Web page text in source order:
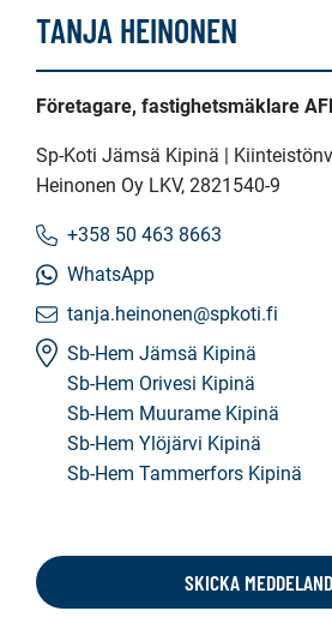
TANJA HEINONEN
Företagare, fastighetsmäklare
Sp-Koti Jämsä Kipinä |
Heinonen Oy LKV, 2821540-9
+358 50 463 8663
WhatsApp
tanja.heinonen@spkoti.fi
Sb-Hem Jämsä Kipinä
Sb-Hem Orivesi Kipinä
Sb-Hem Muurame Kipinä
Sb-Hem Ylöjärvi Kipinä
Sb-Hem Tammerfors Kipinä
SKICKA